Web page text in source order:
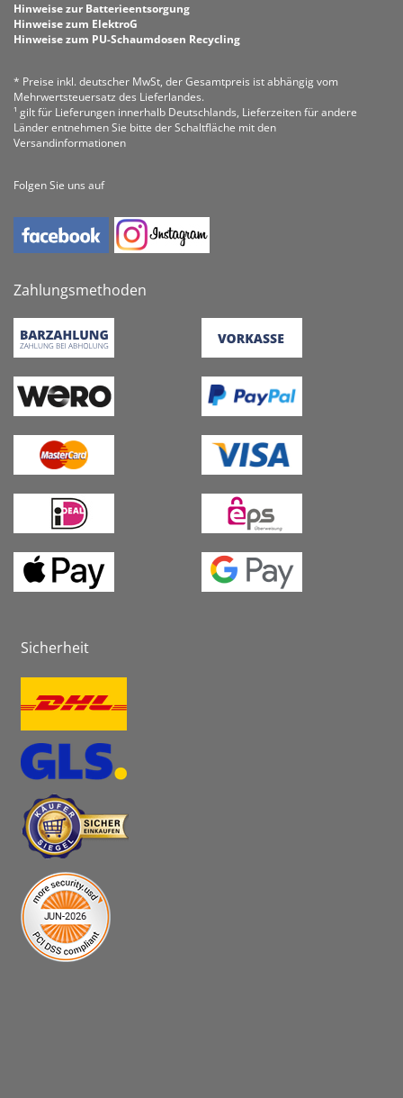
Hinweise zur Batterieentsorgung
Hinweise zum ElektroG
Hinweise zum PU-Schaumdosen Recycling
* Preise inkl. deutscher MwSt, der Gesamtpreis ist abhängig vom
Mehrwertsteuersatz des Lieferlandes.
¹ gilt für Lieferungen innerhalb Deutschlands, Lieferzeiten für andere
Länder entnehmen Sie bitte der Schaltfläche mit den
Versandinformationen
Folgen Sie uns auf
Zahlungsmethoden
Sicherheit